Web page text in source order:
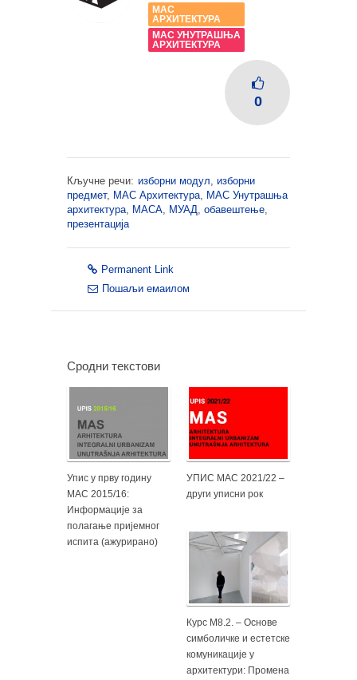
МАС
АРХИТЕКТУРА
МАС УНУТРАШЊА
АРХИТЕКТУРА
0
Кључне речи: изборни модул, изборни
предмет, МАС Архитектура, МАС Унутрашња
архитектура, МАСА, МУАД, обавештење,
презентација
Permanent Link
Пошаљи емаилом
Сродни текстови
Упис у прву годину
МАС 2015/16:
Информације за
полагање пријемног
испита (ажурирано)
УПИС МАС 2021/22 –
други уписни рок
Курс М8.2. – Основе
симболичке и естетске
комуникације у
архитектури: Промена